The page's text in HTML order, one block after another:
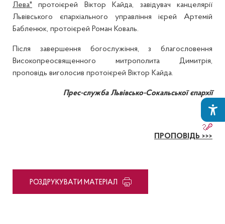
Лева" протоієрей Віктор Кайда, завідувач канцелярії
Львівського єпархіального управління ієрей Артемій
Бабленюк, протоієрей Роман Коваль.
Після завершення богослужіння, з благословення
Високопреосвященного митрополита Димитрія,
проповідь виголосив протоієрей Віктор Кайда.
Прес-служба Львівсько-Сокальської єпархії
ПРОПОВІДЬ >>>
PОЗДРУКУВАТИ МАТЕРІАЛ